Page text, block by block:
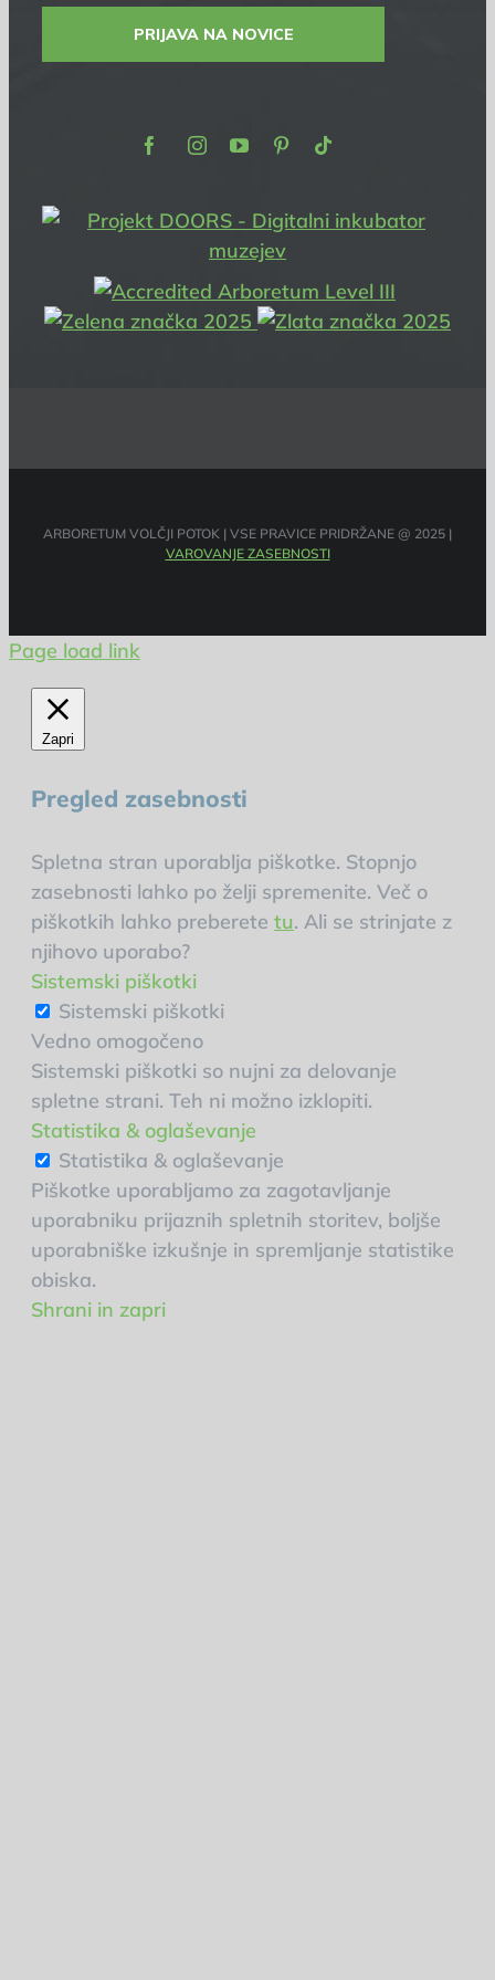
PRIJAVA NA NOVICE
FacebookInstagram
YoutubePinterest
ARBORETUM VOLČJI POTOK | VSE PRAVICE PRIDRŽANE @ 2025 |
VAROVANJE ZASEBNOSTI
Page load link
Zapri
Pregled zasebnosti
Spletna stran uporablja piškotke. Stopnjo
zasebnosti lahko po želji spremenite. Več o
piškotkih lahko preberete tu. Ali se strinjate z
njihovo uporabo?
Sistemski piškotki
Sistemski piškotki
Vedno omogočeno
Sistemski piškotki so nujni za delovanje
spletne strani. Teh ni možno izklopiti.
Statistika & oglaševanje
Statistika & oglaševanje
Piškotke uporabljamo za zagotavljanje
uporabniku prijaznih spletnih storitev, boljše
uporabniške izkušnje in spremljanje statistike
obiska.
Shrani in zapri